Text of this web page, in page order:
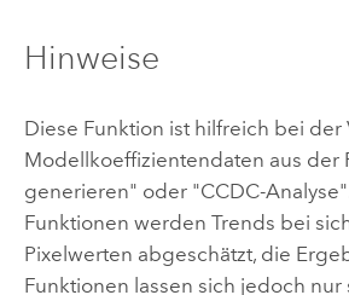
Hinweise
Diese Funktion ist hilfreich bei der
Modellkoeffizientendaten aus der
generieren" oder "CCDC-
Funktionen werden Trends bei
Pixelwerten abgeschätzt, die
Funktionen lassen sich jedoch